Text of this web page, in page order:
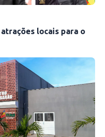
locais para o